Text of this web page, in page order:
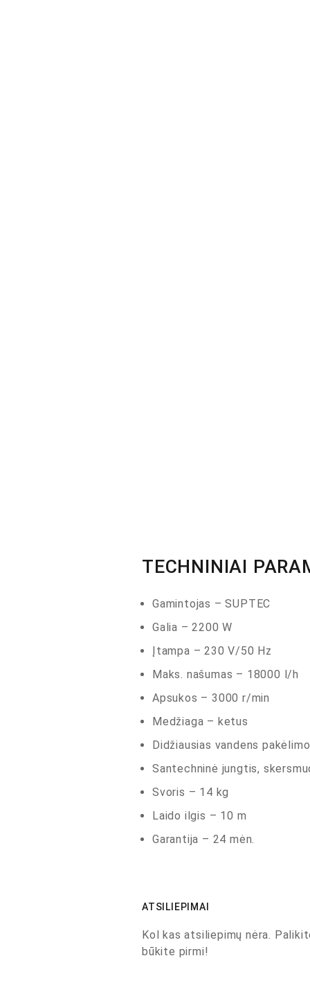
TECHNINIAI
Gamintojas – SUPTEC
Galia – 2200 W
Įtampa – 230 V/50 Hz
Maks. našumas – 18000 l/h
Apsukos – 3000 r/min
Medžiaga – ketus
Didžiausias vandens
Santechninė jungtis,
Svoris – 14 kg
Laido ilgis – 10 m
Garantija – 24 mėn.
ATSILIEPIMAI
Kol kas atsiliepimų nėra.
būkite pirmi!